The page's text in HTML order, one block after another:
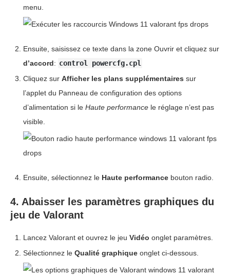
menu.
Ensuite, saisissez ce texte dans la zone Ouvrir et cliquez sur
d’accord: control powercfg.cpl
Cliquez sur Afficher les plans supplémentaires sur
l’applet du Panneau de configuration des options
d’alimentation si le Haute performance le réglage n’est pas
visible.
Ensuite, sélectionnez le Haute performance bouton radio.
4. Abaisser les paramètres graphiques du
jeu de Valorant
Lancez Valorant et ouvrez le jeu Vidéo onglet paramètres.
Sélectionnez le Qualité graphique onglet ci-dessous.